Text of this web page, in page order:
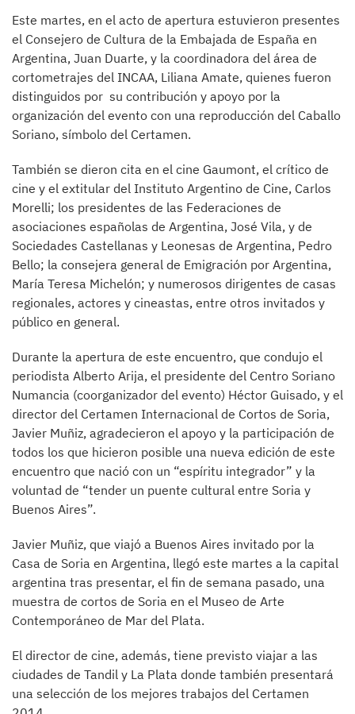
Este martes, en el acto de apertura estuvieron presentes
el Consejero de Cultura de la Embajada de España en
Argentina, Juan Duarte, y la coordinadora del área de
cortometrajes del INCAA, Liliana Amate, quienes fueron
distinguidos por su contribución y apoyo por la
organización del evento con una reproducción del Caballo
Soriano, símbolo del Certamen.
También se dieron cita en el cine Gaumont, el crítico de
cine y el extitular del Instituto Argentino de Cine, Carlos
Morelli; los presidentes de las Federaciones de
asociaciones españolas de Argentina, José Vila, y de
Sociedades Castellanas y Leonesas de Argentina, Pedro
Bello; la consejera general de Emigración por Argentina,
María Teresa Michelón; y numerosos dirigentes de casas
regionales, actores y cineastas, entre otros invitados y
público en general.
Durante la apertura de este encuentro, que condujo el
periodista Alberto Arija, el presidente del Centro Soriano
Numancia (coorganizador del evento) Héctor Guisado, y el
director del Certamen Internacional de Cortos de Soria,
Javier Muñiz, agradecieron el apoyo y la participación de
todos los que hicieron posible una nueva edición de este
encuentro que nació con un “espíritu integrador” y la
voluntad de “tender un puente cultural entre Soria y
Buenos Aires”.
Javier Muñiz, que viajó a Buenos Aires invitado por la
Casa de Soria en Argentina, llegó este martes a la capital
argentina tras presentar, el fin de semana pasado, una
muestra de cortos de Soria en el Museo de Arte
Contemporáneo de Mar del Plata.
El director de cine, además, tiene previsto viajar a las
ciudades de Tandil y La Plata donde también presentará
una selección de los mejores trabajos del Certamen